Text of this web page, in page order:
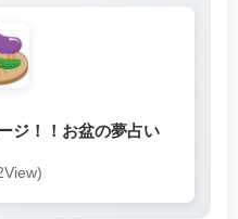
ジ！！お盆の夢占い